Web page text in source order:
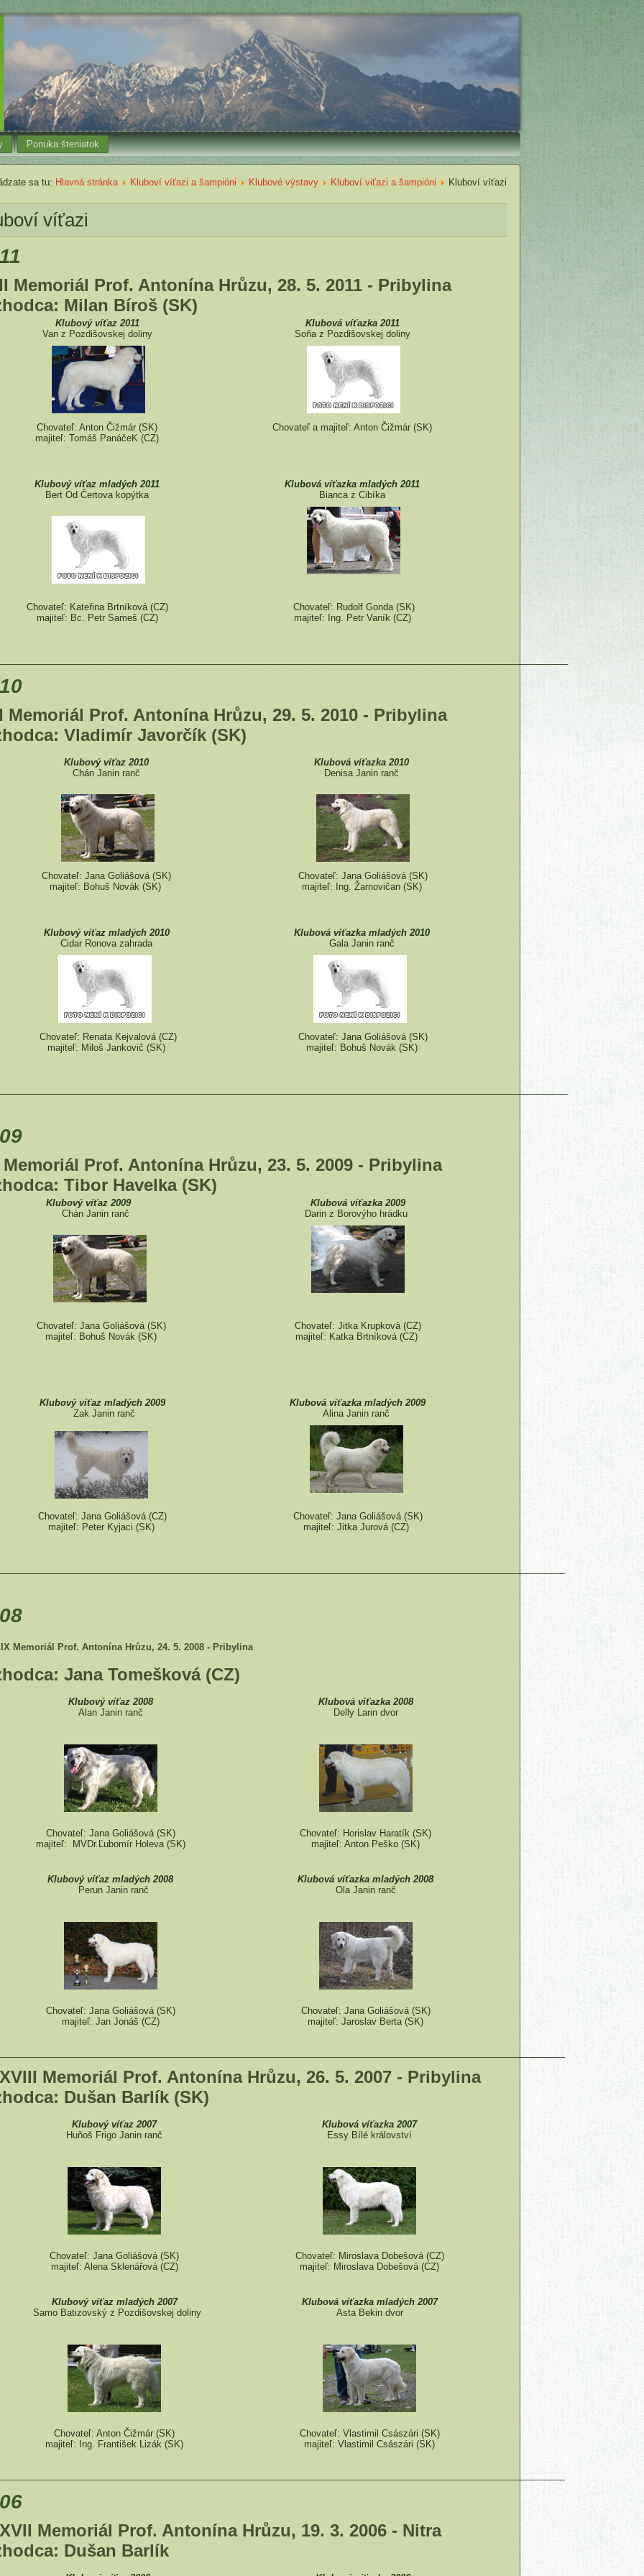
Ponuka šteniatok
sa tu: Hlavná stránka Kluboví víťazi a šampióni Klubové výstavy Kluboví viťazi a šampióni Kluboví víťazi
víťazi
Memoriál Prof. Antonína Hrůzu, 28. 5. 2011 - Pribylina
Milan Bíroš (SK)
Klubový víťaz 2011
Van z Pozdišovskej doliny
Klubová víťazka 2011
Soňa z Pozdišovskej doliny
Chovateľ: Anton Čižmár (SK)
majiteľ: Tomáš PanáčeK (CZ)
Chovateľ a majiteľ: Anton Čižmár (SK)
Klubový víťaz mladých 2011
Bert Od Čertova kopýtka
Klubová víťazka mladých 2011
Bianca z Cibíka
Chovateľ: Kateřina Brtníková (CZ)
majiteľ: Bc. Petr Sameš (CZ)
Chovateľ: Rudolf Gonda (SK)
majiteľ: Ing. Petr Vaník (CZ)
Memoriál Prof. Antonína Hrůzu, 29. 5. 2010 - Pribylina
Vladimír Javorčík (SK)
Klubový víťaz 2010
Chán Janin ranč
Klubová víťazka 2010
Denisa Janin ranč
Chovateľ: Jana Goliášová (SK)
majiteľ: Bohuš Novák (SK)
Chovateľ: Jana Goliášová (SK)
majiteľ: Ing. Žarnovičan (SK)
Klubový víťaz mladých 2010
Cidar Ronova zahrada
Klubová víťazka mladých 2010
Gala Janin ranč
Chovateľ: Renata Kejvalová (CZ)
majiteľ: Miloš Jankovič (SK)
Chovateľ: Jana Goliášová (SK)
majiteľ: Bohuš Novák (SK)
Prof. Antonína Hrůzu, 23. 5. 2009 - Pribylina
Tibor Havelka (SK)
Klubový víťaz 2009
Chán Janin ranč
Klubová víťazka 2009
Darin z Borovýho hrádku
Chovateľ: Jana Goliášová (SK)
majiteľ: Bohuš Novák (SK)
Chovateľ: Jitka Krupková (CZ)
majiteľ: Katka Brtníková (CZ)
Klubový víťaz mladých 2009
Zak Janin ranč
Klubová víťazka mladých 2009
Alina Janin ranč
Chovateľ: Jana Goliášová (CZ)
majiteľ: Peter Kyjaci (SK)
Chovateľ: Jana Goliášová (SK)
majiteľ: Jitka Jurová (CZ)
Memoriál Prof. Antonína Hrůzu, 24. 5. 2008 - Pribylina
Jana Tomešková (CZ)
Klubový víťaz 2008
Alan Janin ranč
Klubová víťazka 2008
Delly Larin dvor
Chovateľ: Jana Goliášová (SK)
majiteľ: MVDr.Ľubomír Holeva (SK)
Chovateľ: Horislav Haratík (SK)
majiteľ: Anton Peško (SK)
Klubový víťaz mladých 2008
Perun Janin ranč
Klubová víťazka mladých 2008
Ola Janin ranč
Chovateľ: Jana Goliášová (SK)
majiteľ: Jan Jonáš (CZ)
Chovateľ: Jana Goliášová (SK)
majiteľ: Jaroslav Berta (SK)
Memoriál Prof. Antonína Hrůzu, 26. 5. 2007 - Pribylina
Dušan Barlík (SK)
Klubový víťaz 2007
Huňoš Frigo Janin ranč
Klubová víťazka 2007
Essy Bílé království
Chovateľ: Jana Goliášová (SK)
majiteľ: Alena Sklenářová (CZ)
Chovateľ: Miroslava Dobešová (CZ)
majiteľ: Miroslava Dobešová (CZ)
Klubový víťaz mladých 2007
Samo Batizovský z Pozdišovskej doliny
Klubová víťazka mladých 2007
Asta Bekin dvor
Chovateľ: Anton Čižmár (SK)
majiteľ: Ing. František Lizák (SK)
Chovateľ: Vlastimil Császári (SK)
majiteľ: Vlastimil Császári (SK)
Memoriál Prof. Antonína Hrůzu, 19. 3. 2006 - Nitra
Dušan Barlík